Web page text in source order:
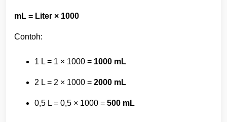
mL = Liter × 1000
Contoh:
1 L = 1 × 1000 = 1000 mL
2 L = 2 × 1000 = 2000 mL
0,5 L = 0,5 × 1000 = 500 mL